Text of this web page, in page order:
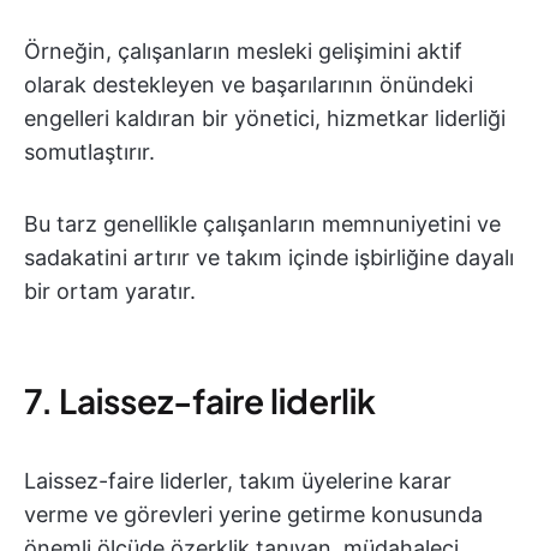
Örneğin, çalışanların mesleki gelişimini aktif
olarak destekleyen ve başarılarının önündeki
engelleri kaldıran bir yönetici, hizmetkar liderliği
somutlaştırır.
Bu tarz genellikle çalışanların memnuniyetini ve
sadakatini artırır ve takım içinde işbirliğine dayalı
bir ortam yaratır.
7. Laissez-faire liderlik
Laissez-faire liderler, takım üyelerine karar
verme ve görevleri yerine getirme konusunda